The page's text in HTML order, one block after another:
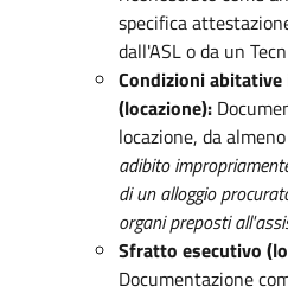
specifica
dall'ASL o da un
Condizioni
(locazione):
locazione, da
adibito
di un alloggio
organi preposti
Sfratto esecutivo
Documentazione